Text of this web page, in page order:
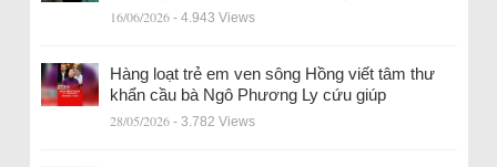
16/06/2026 - 4.943 Views
Hàng loạt trẻ em ven sông Hồng viết tâm thư
khẩn cầu bà Ngô Phương Ly cứu giúp
28/05/2026 - 3.782 Views